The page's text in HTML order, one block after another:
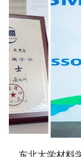
精神，围绕学校